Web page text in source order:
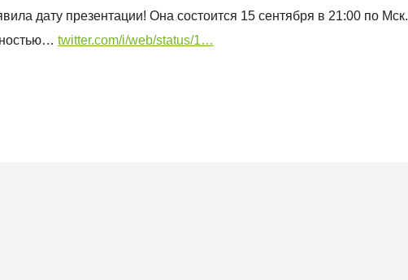
дату презентации! Она состоится 15 сентября в 21:00 по Мск.
twitter.com/i/web/status/1…